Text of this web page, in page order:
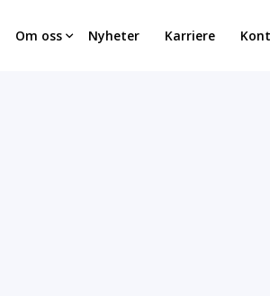
Om oss Nyheter Karriere